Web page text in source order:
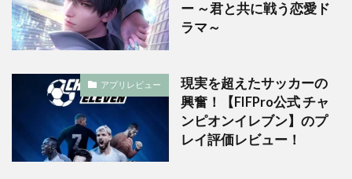
ー ～君と共に戦う恋愛ド
ラマ～
アプリレビュー
現実を超えたサッカーの
興奮！【FIFPro公式 チャ
ンピオンイレブン】のプ
レイ評価レビュー！